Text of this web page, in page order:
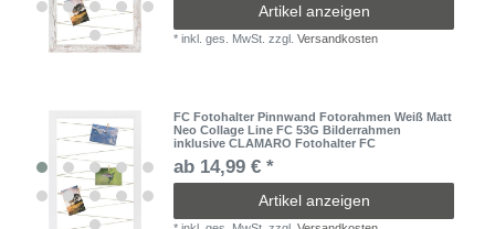
Artikel anzeigen
*inkl. ges. MwSt. zzgl.Versandkosten
FC Fotohalter Pinnwand Fotorahmen Weiß Matt
Neo Collage Line FC 53G Bilderrahmen
inklusive CLAMARO Fotohalter FC
ab 14,99 € *
Artikel anzeigen